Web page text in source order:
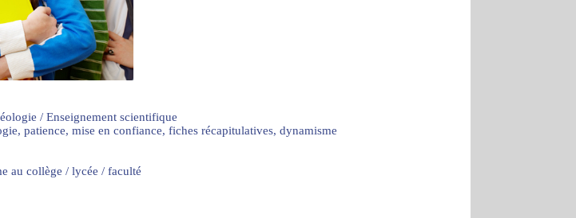
/ Enseignement scientifique
patience, mise en confiance, fiches récapitulatives, dynamisme
au collège / lycée / faculté